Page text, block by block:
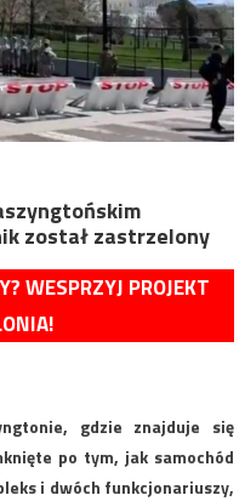
został zastrzelony
WESPRZYJ PROJEKT
gdzie znajduje się
po tym, jak samochód
i dwóch funkcjonariuszy,